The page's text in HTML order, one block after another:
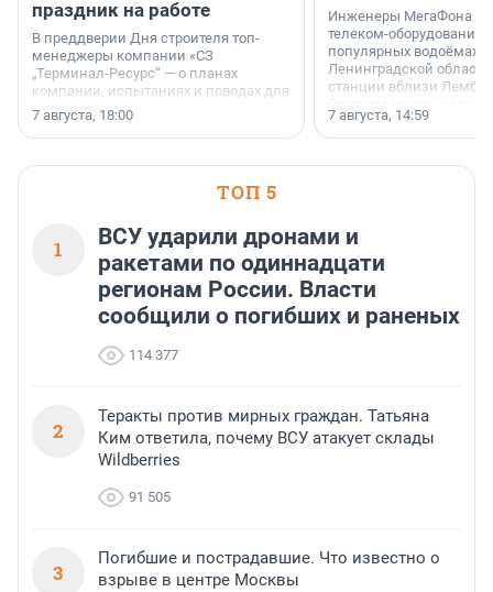
праздник на работе
В преддверии Дня строителя топ-
менеджеры компании «СЗ
„Терминал-Ресурс“ — о планах
компании, испытаниях и поводах для
осторожного оптимизма.
7 августа, 18:00
Инженеры МегаФона
телеком-оборудование
популярных водоёмах
Ленинградской
станции вблизи
недалеко от Большого
водопада.
7 августа, 14:59
ТОП 5
1
ВСУ ударили дронами и
ракетами по одиннадцати
регионам России. Власти
сообщили о погибших и раненых
114 377
2
Теракты против мирных граждан. Татьяна
Ким ответила, почему ВСУ атакует склады
Wildberries
91 505
3
Погибшие и пострадавшие. Что известно о
взрыве в центре Москвы